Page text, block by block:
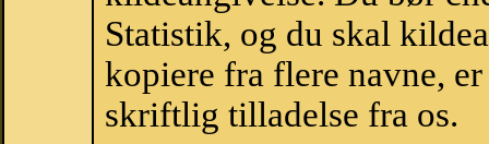
Statistik, og du skal
kopiere fra flere navne,
skriftlig tilladelse fra os.